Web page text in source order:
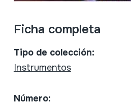
Ficha completa
Tipo de colección:
Instrumentos
Número: